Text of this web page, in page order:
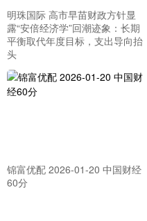
明珠国际 高市早苗财政方针显
露“安倍经济学”回潮迹象：长期
平衡取代年度目标，支出导向抬
头
锦富优配 2026-01-20 中国财经
60分